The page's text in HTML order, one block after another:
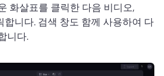
화살표를 클릭한 다음 비디오,
합니다. 검색 창도 함께 사용하여 다
니다.